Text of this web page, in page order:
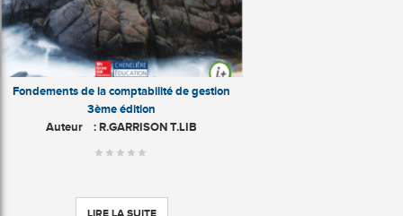
Fondements de la comptabilité de gestion
3ème édition
Auteur : R.GARRISON T.LIB
LIRE LA SUITE